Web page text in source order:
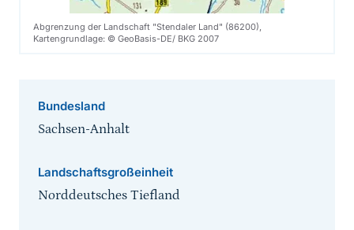
Abgrenzung der Landschaft "Stendaler Land" (86200),
Kartengrundlage: © GeoBasis-DE/ BKG 2007
Bundesland
Sachsen-Anhalt
Landschaftsgroßeinheit
Norddeutsches Tiefland